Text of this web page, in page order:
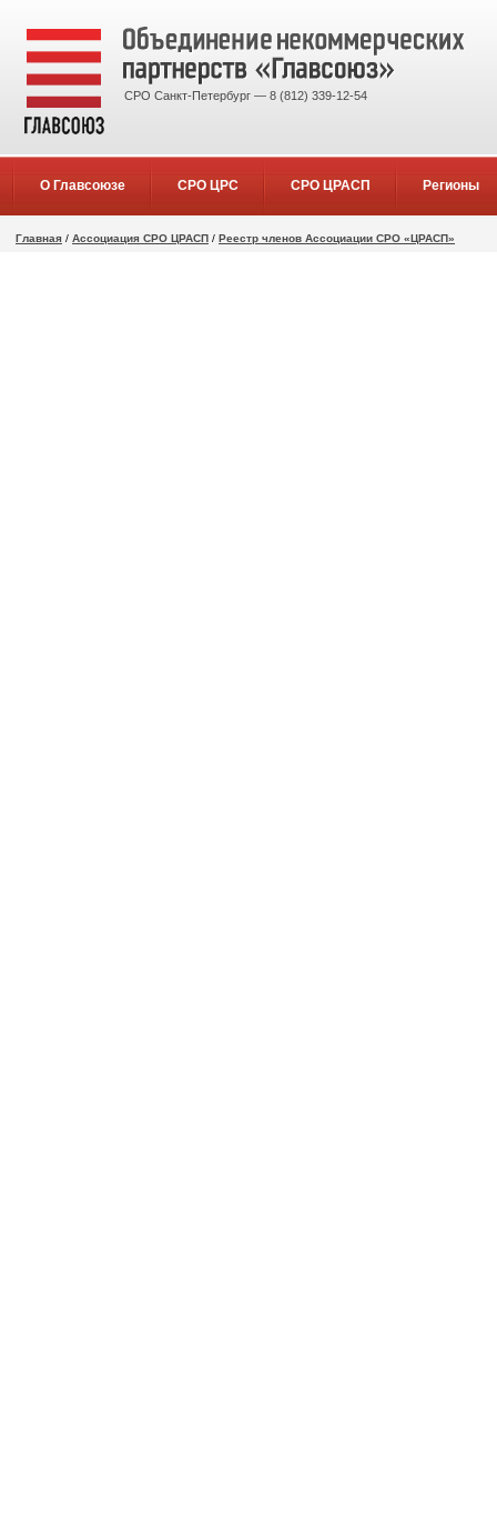
СРО Санкт-Петербург — 8 (812) 339-12-54
О Главсоюзе СРО ЦРС СРО ЦРАСП Регионы
Главная / Ассоциация СРО ЦРАСП / Реестр членов Ассоциации СРО «ЦРАСП»